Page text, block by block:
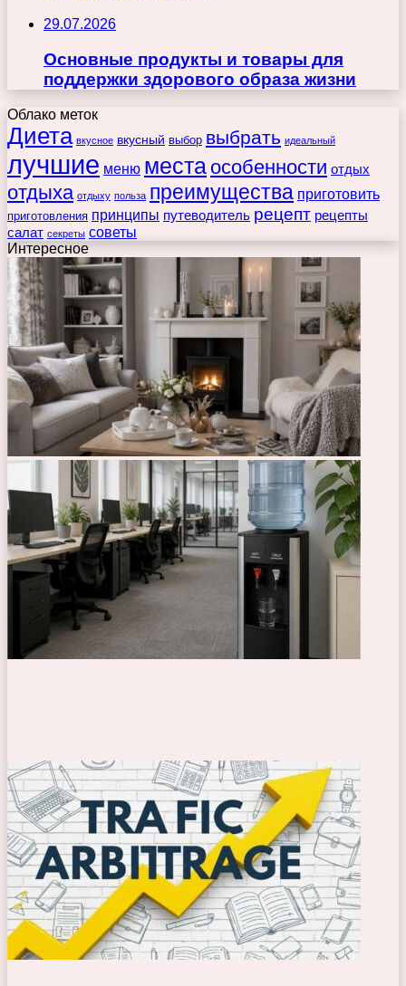
29.07.2026
Основные продукты и товары для
поддержки здорового образа жизни
Облако меток
Диета вкусное вкусный выбор выбрать идеальный
лучшие меню места особенности отдых
отдыха отдыху польза преимущества приготовить
приготовления принципы путеводитель рецепт рецепты
салат секреты советы
Интересное